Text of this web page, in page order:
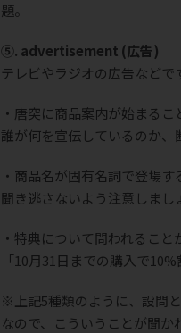
題。
⑤. advertisement (広告)
テレビやラジオの広告などで
・唐突に商品案内が始まるこ
誰が何を宣伝しているのか、
・商品名が固有名詞で登場す
聞き逃さないよう注意しまし
・特典について問われること
「10月31日までの購入で
※上記5種類のように、設問
なので、こういうことが聞か